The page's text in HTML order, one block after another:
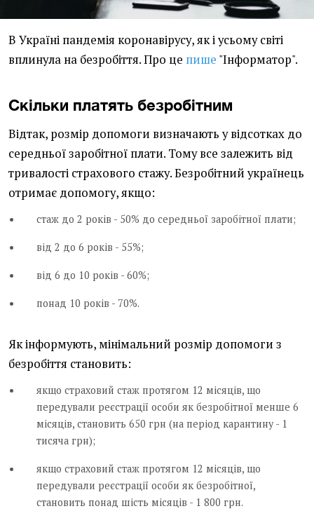
В Україні пандемія коронавірусу, як і усьому світі
вплинула на безробіття. Про це пише "Інформатор".
Скільки платять безробітним
Відтак, розмір допомоги визначають у відсотках до
середньої заробітної плати. Тому все залежить від
тривалості страхового стажу. Безробітний українець
отримає допомогу, якщо:
стаж до 2 років - 50% до середньої заробітної плати;
від 2 до 6 років - 55%;
від 6 до 10 років - 60%;
понад 10 років - 70%.
Як інформують, мінімальний розмір допомоги з
безробіття становить:
якщо страховий стаж протягом 12 місяців, що
передували реєстрації особи як безробітної менше 6
місяців, становить 650 грн (на період карантину - 1
тисяча грн);
якщо страховий стаж протягом 12 місяців, що
передували реєстрації особи як безробітної,
становить понад шість місяців - 1 800 грн.